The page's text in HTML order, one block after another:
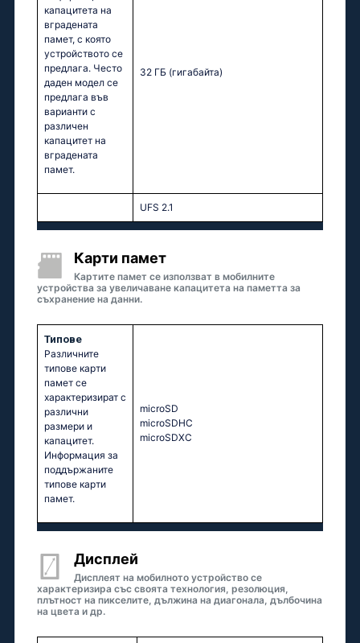
капацитета на
вградената
памет, с която
устройството се
предлага. Често
даден модел се
предлага във
варианти с
различен
капацитет на
вградената
памет.
32 ГБ (гигабайта)
UFS 2.1
Карти памет
Картите памет се използват в мобилните
устройства за увеличаване капацитета на паметта за
съхранение на данни.
Типове
Различните
типове карти
памет се
характеризират с
различни
размери и
капацитет.
Информация за
поддържаните
типове карти
памет.
microSD
microSDHC
microSDXC
Дисплей
Дисплеят на мобилното устройство се
характеризира със своята технология, резолюция,
плътност на пикселите, дължина на диагонала, дълбочина
на цвета и др.